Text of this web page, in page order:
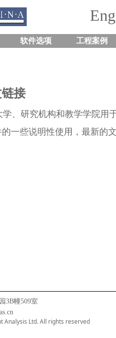
软件选项 工程案例
、研究机构和教学学院用
一些说明性使用，最新的
接
3B幢509室
Analysis Ltd. All rights reserved